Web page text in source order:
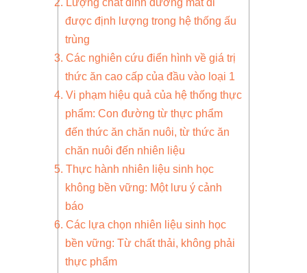
được định lượng trong hệ thống ấu
trùng
3. Các nghiên cứu điển hình về giá trị
thức ăn cao cấp của đầu vào loại 1
4. Vi phạm hiệu quả của hệ thống thực
phẩm: Con đường từ thực phẩm
đến thức ăn chăn nuôi, từ thức ăn
chăn nuôi đến nhiên liệu
5. Thực hành nhiên liệu sinh học
không bền vững: Một lưu ý cảnh
báo
6. Các lựa chọn nhiên liệu sinh học
bền vững: Từ chất thải, không phải
thực phẩm